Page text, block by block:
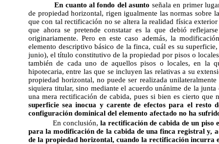
En cuanto al fondo del asunto señala en primer
de propiedad horizontal, rigen igualmente las normas sobre
que con tal rectificación no se altera la realidad física
que ahora se pretende constatar es la que debió
originariamente. Pero en este caso además, la
elemento descriptivo básico de la finca, cuál es su
junio), el título constitutivo de la propiedad por pisos o
también de cada uno de aquellos pisos o locales, en la
hipotecaria, entre las que se incluyen las relativas a su
propiedad horizontal, no puede ser realizada
siquiera titular, sino mediante el acuerdo unánime de la junta
una mera rectificación de cabida, pues si bien es cierto que
superficie sea inocua y carente de efectos para el resto
configuración dominical del elemento afectado no ha
En conclusión, la rectificación de cabida de un piso
para la modificación de la cabida de una finca registral y,
de la propiedad horizontal, cuando la rectificación